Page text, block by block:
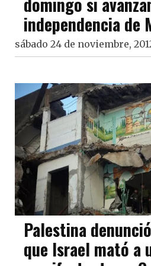
independencia de
sábado 24 de noviembre,
Palestina
que Israel mató a